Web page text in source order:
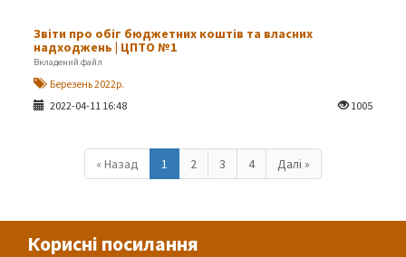
Звіти про обіг бюджетних коштів та власних
надходжень | ЦПТО №1
Вкладений файл
Березень 2022р.
2022-04-11 16:48
1005
« Назад 1 2 3 4 Далі »
Корисні посилання